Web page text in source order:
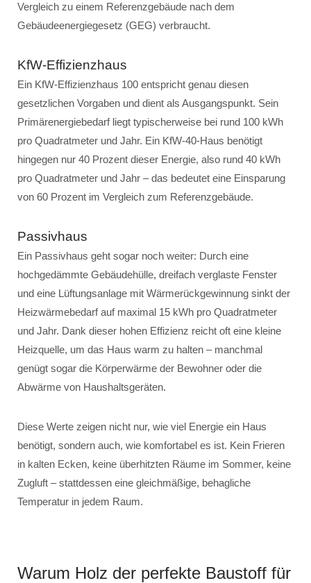
Vergleich zu einem Referenzgebäude nach dem
Gebäudeenergiegesetz (GEG) verbraucht.
KfW-Effizienzhaus
Ein KfW-Effizienzhaus 100 entspricht genau diesen
gesetzlichen Vorgaben und dient als Ausgangspunkt. Sein
Primärenergiebedarf liegt typischerweise bei rund 100 kWh
pro Quadratmeter und Jahr. Ein KfW-40-Haus benötigt
hingegen nur 40 Prozent dieser Energie, also rund 40 kWh
pro Quadratmeter und Jahr – das bedeutet eine Einsparung
von 60 Prozent im Vergleich zum Referenzgebäude.
Passivhaus
Ein Passivhaus geht sogar noch weiter: Durch eine
hochgedämmte Gebäudehülle, dreifach verglaste Fenster
und eine Lüftungsanlage mit Wärmerückgewinnung sinkt der
Heizwärmebedarf auf maximal 15 kWh pro Quadratmeter
und Jahr. Dank dieser hohen Effizienz reicht oft eine kleine
Heizquelle, um das Haus warm zu halten – manchmal
genügt sogar die Körperwärme der Bewohner oder die
Abwärme von Haushaltsgeräten.
Diese Werte zeigen nicht nur, wie viel Energie ein Haus
benötigt, sondern auch, wie komfortabel es ist. Kein Frieren
in kalten Ecken, keine überhitzten Räume im Sommer, keine
Zugluft – stattdessen eine gleichmäßige, behagliche
Temperatur in jedem Raum.
Warum Holz der perfekte Baustoff für